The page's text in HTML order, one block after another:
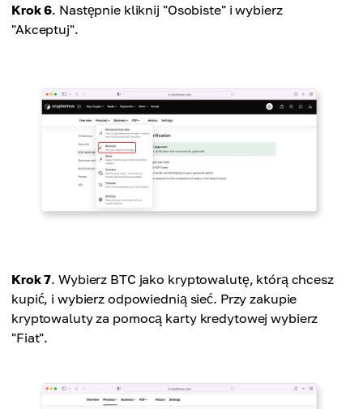
Krok 6. Następnie kliknij "Osobiste" i wybierz
"Akceptuj".
Krok 7. Wybierz BTC jako kryptowalutę, którą chcesz
kupić, i wybierz odpowiednią sieć. Przy zakupie
kryptowaluty za pomocą karty kredytowej wybierz
"Fiat".